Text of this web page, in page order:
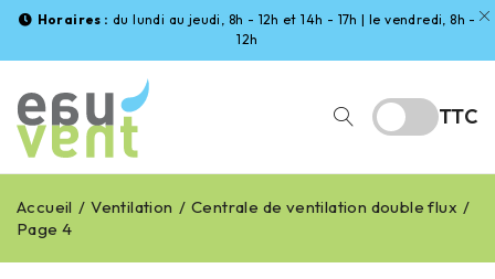
Horaires : du lundi au jeudi, 8h - 12h et 14h - 17h | le vendredi, 8h -
12h
TTC
Accueil / Ventilation / Centrale de ventilation double flux /
Page 4